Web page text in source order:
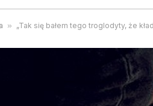
» „Tak się bałem tego troglodyty, że